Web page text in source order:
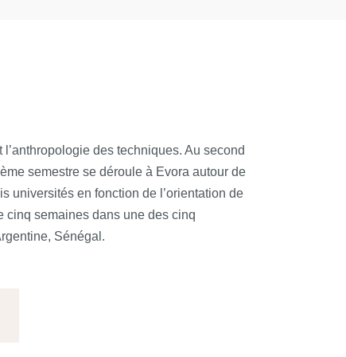
des techniques. Au second
semestre se déroule à Evora autour de
universités en fonction de l’orientation de
cinq semaines dans une des cinq
Sénégal.